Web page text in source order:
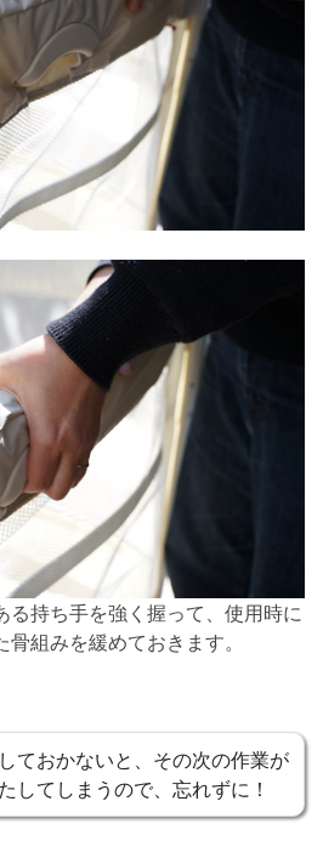
る持ち手を強く握って、使用時に
組みを緩めておきます。
ておかないと、その次の作業が
してしまうので、忘れずに！